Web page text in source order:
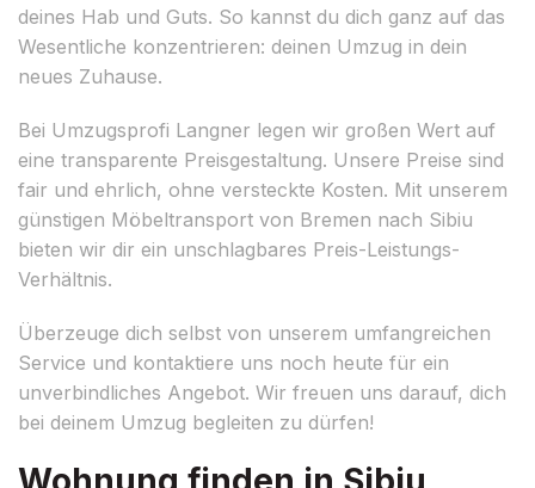
deines Hab und Guts. So kannst du dich ganz auf das
Wesentliche konzentrieren: deinen Umzug in dein
neues Zuhause.
Bei Umzugsprofi Langner legen wir großen Wert auf
eine transparente Preisgestaltung. Unsere Preise sind
fair und ehrlich, ohne versteckte Kosten. Mit unserem
günstigen Möbeltransport von Bremen nach Sibiu
bieten wir dir ein unschlagbares Preis-Leistungs-
Verhältnis.
Überzeuge dich selbst von unserem umfangreichen
Service und kontaktiere uns noch heute für ein
unverbindliches Angebot. Wir freuen uns darauf, dich
bei deinem Umzug begleiten zu dürfen!